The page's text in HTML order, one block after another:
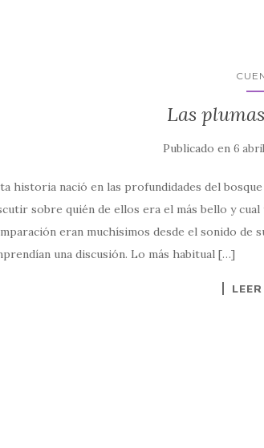
Las
Publicado en 6
historia nació en las profundidades del
sobre quién de ellos era el más bello y
eran muchísimos desde el sonido de
una discusión. Lo más habitual […]